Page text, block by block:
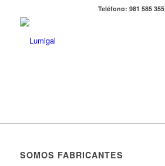
Teléfono: 981 585 355
SOMOS FABRICANTES